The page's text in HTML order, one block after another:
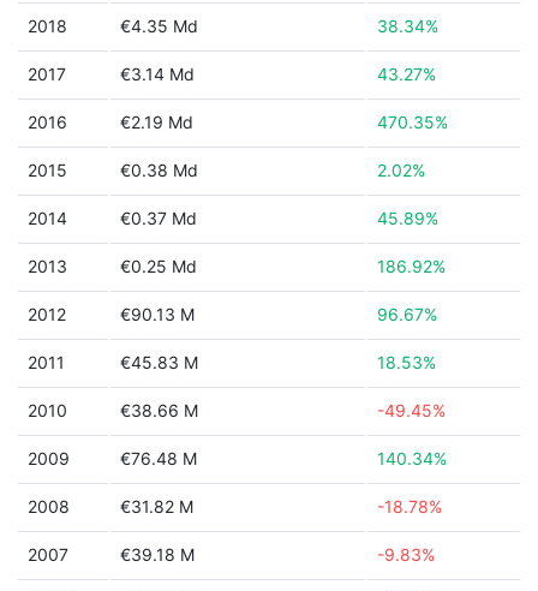
2018 €4.35 Md 38.34%
2017 €3.14 Md 43.27%
2016 €2.19 Md 470.35%
2015 €0.38 Md 2.02%
2014 €0.37 Md 45.89%
2013 €0.25 Md 186.92%
2012 €90.13 M 96.67%
2011 €45.83 M 18.53%
2010 €38.66 M -49.45%
2009 €76.48 M 140.34%
2008 €31.82 M -18.78%
2007 €39.18 M -9.83%